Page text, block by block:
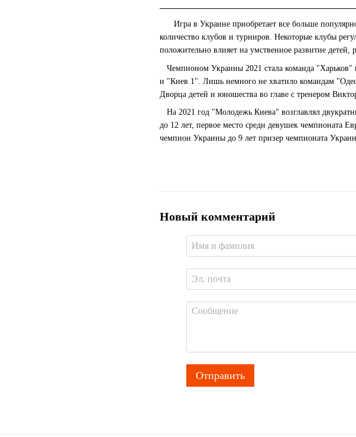
Игра в Украине приобретает все больше
количество клубов и турниров. Некоторые клубы
положительно влияет на умственное развитие
Чемпионом Украины 2021 стала команда "Харьков"
и "Киев 1". Лишь немного не хватило командам
Дворца детей и юношества во главе с тренером
На 2021 год "Молодежь Киева" возглавлял
до 12 лет, первое место среди девушек чемпионата
чемпион Украины до 9 лет призер чемпионата
Новый комментарий
Отправить